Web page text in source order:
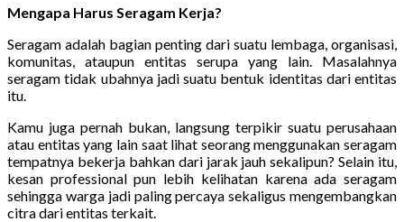
Mengapa Harus Seragam Kerja?
Seragam adalah bagian penting dari suatu lembaga, organisasi,
komunitas, ataupun entitas serupa yang lain. Masalahnya
seragam tidak ubahnya jadi suatu bentuk identitas dari entitas
itu.
Kamu juga pernah bukan, langsung terpikir suatu perusahaan
atau entitas yang lain saat lihat seorang menggunakan seragam
tempatnya bekerja bahkan dari jarak jauh sekalipun? Selain itu,
kesan professional pun lebih kelihatan karena ada seragam
sehingga warga jadi paling percaya sekaligus mengembangkan
citra dari entitas terkait.